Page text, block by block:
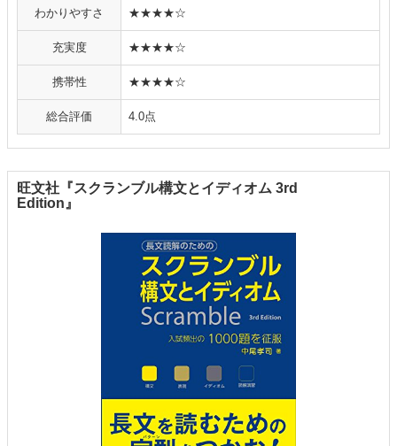
わかりやすさ ★★★★☆
充実度 ★★★★☆
携帯性 ★★★★☆
総合評価 4.0点
旺文社『スクランブル構文とイディオム 3rd
Edition』